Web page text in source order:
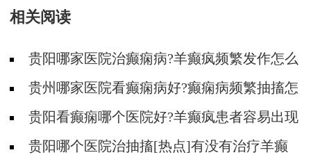
相关阅读
贵阳哪家医院治癫痫病?羊癫疯频繁发作怎么
治疗?贵州哪家医院看癫痫病好?癫痫病频繁抽搐怎
么治疗?
贵阳看癫痫哪个医院好?羊癫疯患者容易出现
哪些不好的情绪?
贵阳哪个医院治抽搐[热点]有没有治疗羊癫